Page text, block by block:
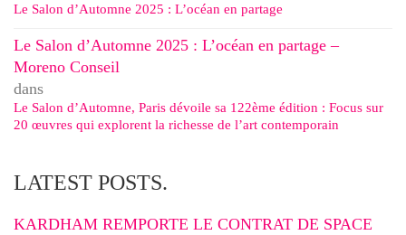
Le Salon d’Automne 2025 : L’océan en partage
Le Salon d’Automne 2025 : L’océan en partage –
Moreno Conseil
dans
Le Salon d’Automne, Paris dévoile sa 122ème édition : Focus sur
20 œuvres qui explorent la richesse de l’art contemporain
LATEST POSTS.
KARDHAM REMPORTE LE CONTRAT DE SPACE